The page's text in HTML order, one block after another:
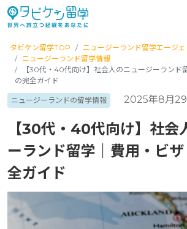
タビケン留学TOP
ニュージーランド留学エージェ
ニュージーランド留学情報
【30代・40代向け】社会人のニュージーランド
の完全ガイド
ニュージーランドの留学情報 2025年8月
【30代・40代向け】社会
ーランド留学｜費用・ビ
全ガイド